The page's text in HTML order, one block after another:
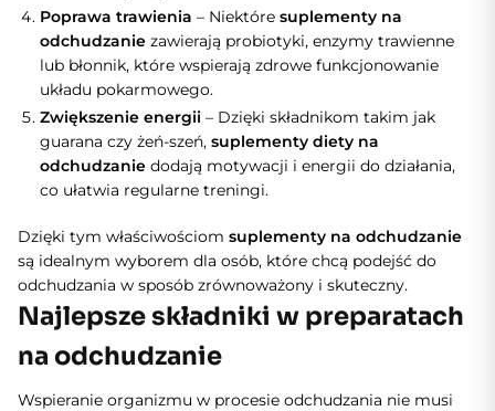
Poprawa trawienia – Niektóre suplementy na
odchudzanie zawierają probiotyki, enzymy trawienne
lub błonnik, które wspierają zdrowe funkcjonowanie
układu pokarmowego.
Zwiększenie energii – Dzięki składnikom takim jak
guarana czy żeń-szeń, suplementy diety na
odchudzanie dodają motywacji i energii do działania,
co ułatwia regularne treningi.
Dzięki tym właściwościom suplementy na odchudzanie
są idealnym wyborem dla osób, które chcą podejść do
odchudzania w sposób zrównoważony i skuteczny.
Najlepsze składniki w preparatach
na odchudzanie
Wspieranie organizmu w procesie odchudzania nie musi